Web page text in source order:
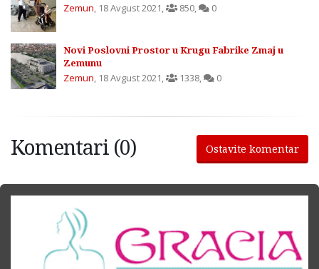
Zemun, 18 Avgust 2021, 850, 0
Novi Poslovni Prostor u Krugu Fabrike Zmaj u
Zemunu
Zemun, 18 Avgust 2021, 1338, 0
Komentari (0) Ostavite komentar